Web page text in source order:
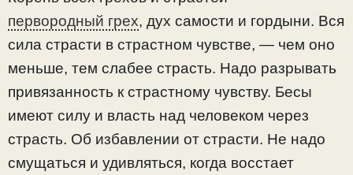
первородный грех, дух самости и гордыни. Вся
сила страсти в страстном чувстве, — чем оно
меньше, тем слабее страсть. Надо разрывать
привязанность к страстному чувству. Бесы
имеют силу и власть над человеком через
страсть. Об избавлении от страсти. Не надо
смущаться и удивляться, когда восстает